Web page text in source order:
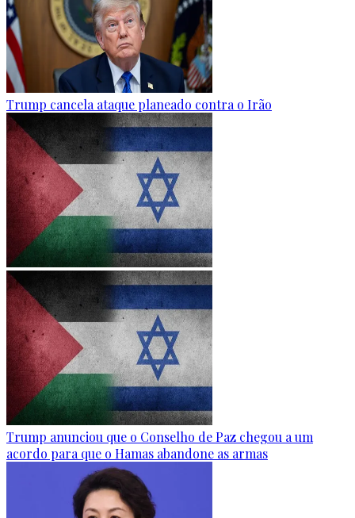
Trump cancela ataque planeado contra o Irão
Trump anunciou que o Conselho de Paz chegou a um
acordo para que o Hamas abandone as armas